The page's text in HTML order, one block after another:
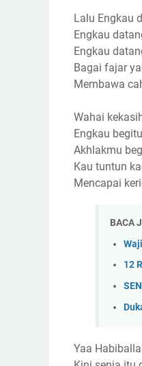
Lalu Engkau
Engkau
Engkau
Bagai fajar
Membawa
Wahai
Engkau
Akhlakmu
Kau tuntun
Mencapai
BACA
12
Yaa